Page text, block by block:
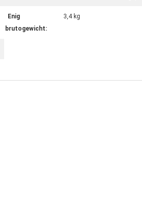
Enig
brutogewicht:
3,4 kg